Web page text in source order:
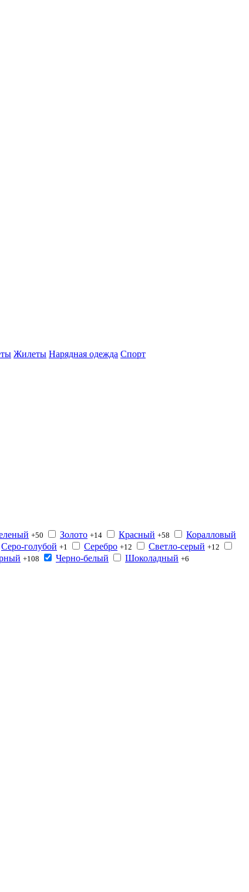
Жилеты Нарядная одежда Спорт
+50 Золото +14 Красный +58 Коралловый
Серо-голубой +1 Серебро +12 Светло-серый +12
+108 Черно-белый Шоколадный +6